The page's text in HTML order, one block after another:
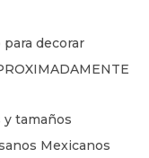
decorar
tamaños
Mexicanos